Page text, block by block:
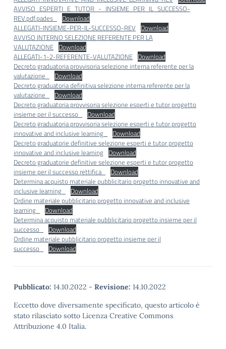
AVVISO_ESPERTI_E_TUTOR_-_INSIEME_PER_IL_SUCCESSO-
REV.pdf.pades_
Download
ALLEGATI-INSIEME-PER-IL-SUCCESSO-REV Download
AVVISO INTERNO SELEZIONE REFERENTE PER LA
VALUTAZIONE Download
ALLEGATI-1-2-REFERENTE-VALUTAZIONE Download
Decreto graduatoria provvisoria selezione interna referente per la
valutazione_
Download
Decreto graduatoria definitiva selezione interna referente per la
valutazione_
Download
Decreto graduatoria provvisoria selezione esperti e tutor progetto
insieme per il successo_
Download
Decreto graduatoria provvisoria selezione esperti e tutor progetto
innovative and inclusive learning_
Download
Decreto graduatorie definitive selezione esperti e tutor progetto
innovative and inclusive learning Download
Decreto graduatorie definitive selezione esperti e tutor progetto
insieme per il successo rettifica_
Download
Determina acquisto materiale pubblicitario progetto innovative and
inclusive learning_
Download
Ordine materiale pubblicitario progetto innovative and inclusive
learning_
Download
Determina acquisto materiale pubblicitario progetto insieme per il
successo_
Download
Ordine materiale pubblicitario progetto insieme per il
successo_
Download
Pubblicato: 14.10.2022 - Revisione: 14.10.2022
Eccetto dove diversamente specificato, questo articolo è
stato rilasciato sotto Licenza Creative Commons
Attribuzione 4.0 Italia.